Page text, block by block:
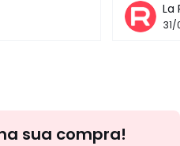
La
sua compra!